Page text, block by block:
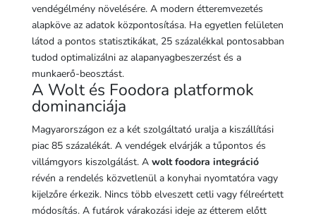
vendégélmény növelésére. A modern étteremvezetés
alapköve az adatok központosítása. Ha egyetlen felületen
látod a pontos statisztikákat, 25 százalékkal pontosabban
tudod optimalizálni az alapanyagbeszerzést és a
munkaerő-beosztást.
A Wolt és Foodora platformok
dominanciája
Magyarországon ez a két szolgáltató uralja a kiszállítási
piac 85 százalékát. A vendégek elvárják a tűpontos és
villámgyors kiszolgálást. A wolt foodora integráció
révén a rendelés közvetlenül a konyhai nyomtatóra vagy
kijelzőre érkezik. Nincs több elveszett cetli vagy félreértett
módosítás. A futárok várakozási ideje az étterem előtt